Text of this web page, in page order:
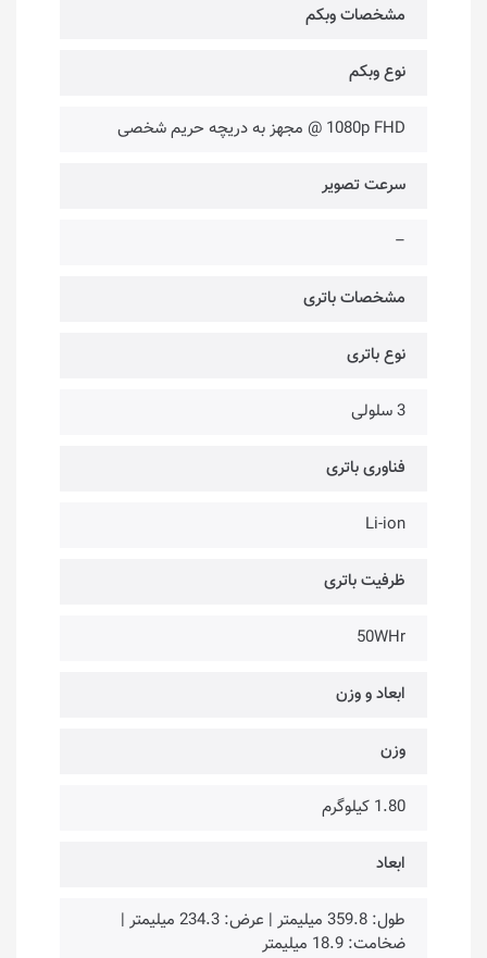
مشخصات وبکم
نوع وبکم
1080p FHD @ مجهز به دریچه حریم شخصی
سرعت تصویر
–
مشخصات باتری
نوع باتری
3 سلولی
فناوری باتری
Li-ion
ظرفیت باتری
50WHr
ابعاد و وزن
وزن
1.80 کیلوگرم
ابعاد
طول: 359.8 میلیمتر | عرض: 234.3 میلیمتر |
ضخامت: 18.9 میلیمتر